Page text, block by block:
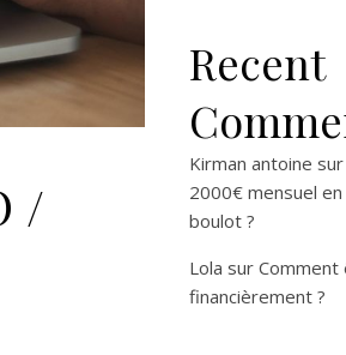
/
Recent
Kirman antoine sur
2000€ mensuel
boulot ?
Lola sur
financièrement ?